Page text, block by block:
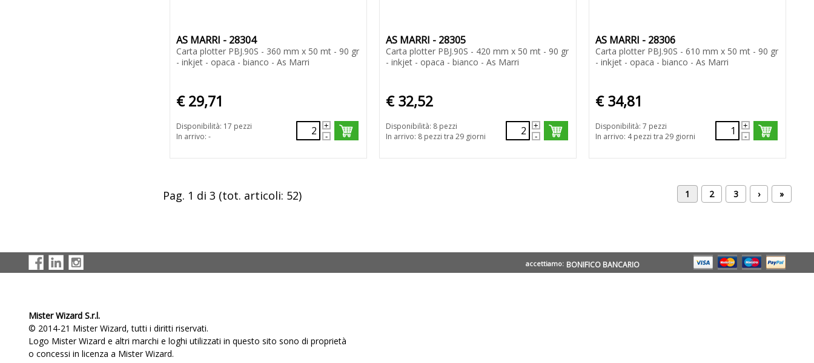
AS MARRI - 28304
Carta plotter PBJ.90S - 360 mm x 50 mt - 90 gr
- inkjet - opaca - bianco - As Marri
€ 29,71
Disponibilità: 17 pezzi
In arrivo: -
AS MARRI - 28305
Carta plotter PBJ.90S - 420 mm x 50 mt - 90 gr
- inkjet - opaca - bianco - As Marri
€ 32,52
Disponibilità: 8 pezzi
In arrivo: 8 pezzi tra 29 giorni
AS MARRI - 28306
Carta plotter PBJ.90S - 610 mm x 50 mt - 90 gr
- inkjet - opaca - bianco - As Marri
€ 34,81
Disponibilità: 7 pezzi
In arrivo: 4 pezzi tra 29 giorni
Pag. 1 di 3 (tot. articoli: 52) 1 2 3 › »
BONIFICO BANCARIO
accettiamo:
Mister Wizard S.r.l.
© 2014-21 Mister Wizard, tutti i diritti riservati.
Logo Mister Wizard e altri marchi e loghi utilizzati in questo sito sono di proprietà
o concessi in licenza a Mister Wizard.